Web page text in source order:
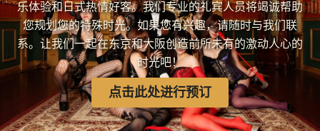
乐体验和日式热情好客。我们专业的礼宾人员将竭诚帮助
您规划您的特殊时光。如果您有兴趣，请随时与我们联
系。让我们一起在东京和大阪创造前所未有的激动人心的
时光吧！
点击此处进行预订